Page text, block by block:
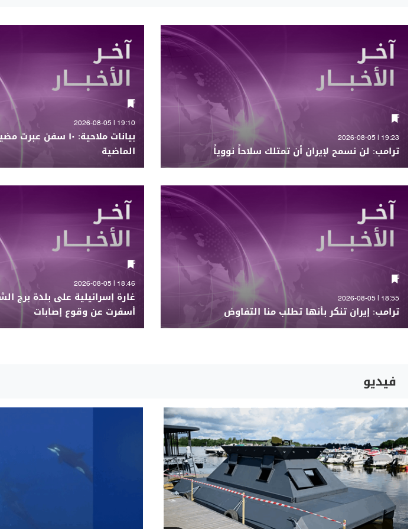
19:23 | 2026-08-05
ترامب: لن نسمح لإيران أن تمتلك سلاحاً نووياً
19:10 | 2026-08-05
الماضية
18:55 | 2026-08-05
ترامب: إيران تنكر بأنها تطلب منا التفاوض
18:46 | 2026-08-05
غارة إسرائيلية على بلدة برج
أسفرت عن وقوع إصابات
فيديو